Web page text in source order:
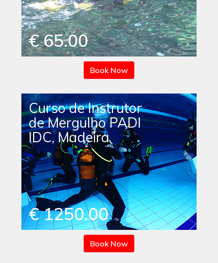
€ 65.00
Book Now
Curso de Instrutor
de Mergulho PADI
IDC, Madeira
€ 1250.00
Book Now